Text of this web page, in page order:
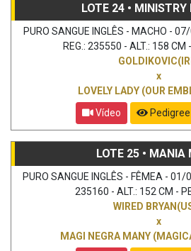
LOTE 24 • MINISTRY
PURO SANGUE INGLÊS - MACHO -
REG.: 235550 - ALT.: 158 CM
x
LOVELY LADY (OUR
Vídeo
LOTE 25 • MANIA
PURO SANGUE INGLÊS - FÊMEA -
235160 - ALT.: 152 CM -
WIRED
x
MAGI NEGRA MANY